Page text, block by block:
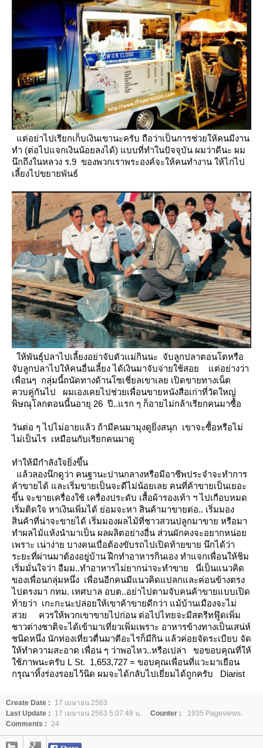
ต่อย่าไปเรียกเก็บเงินเขานะครับ ถือว่าเป็นการช่วยให้คนมีงาน
ทำ (ต่อไปแจกเงินน้อยลงได้) แบบที่ทำในปัจจุบัน ผมว่าดีนะ ผม
นึกถึงในหลวง ร.9 ของพวกเราพระองค์จะให้คนทำงาน ให้ไก่ไป
เลี้ยงไปขยายพันธ์
ห้พันธุ์ปลาไปเลี้ยงอย่าจับตัวแม่กินนะ จับลูกปลาตอนโตหรือ
จับลูกปลาไปให้คนอื่นเลี้ยง ได้เงินมาจับจ่ายใช้สอ
ต่อย่างว่า
เพื่อนๆ กลุ่มนี้ถนัดทางด้านโซเชี่ยลเขาเลย เปิดขายทางเน็ต
ควบคู่กันไป
ผมเองเคยไปช่วยเพื่อนขายหนังสือเก่าที่วัดใหญ่
พิษณุโลกตอนนี้นอายุ 26 ปี..แรก ๆ ก็อายไม่กล้าเรียกคนมาซื้อ
วันต่อ ๆ ไปไม่อายแล้ว ถ้ามีคนมามุงดูยิ่งสนุก เขาจะซื้อหรือไม่
ไม่เป็นไร เหมือนกับเรียกคนมาดู
ทำให้มีกำลังใจยิ่งขึ้น
ล้วลองนึกดูว่า คนฐานะปานกลางหรือมีอาชีพประจำจะทำการ
ค้าขายได้ และเริ่มขายเป็นจะดีไม่น้อยเล คนที่ค้าขายเป็นเยอะ
ขึ้น จะขายเครื่องใช้ เครื่องประดับ เสื้อผ้ารองเท้า ฯ ไปเกือบหมด
เริ่มติดใจ หาเงินเพิ่มได้ ย่อมจะหา สินค้ามาขายต่อ.. เริ่มมอง
สินค้าที่น่าจะขายได้ เริ่มมองผลไม้ที่ชาวสวนปลูกมาขาย หรือมา
ทำผลไม้แห้งนำมาเป็น ผลผลิตอย่างอื่น ส่วนผักคงจะอยากหน่อ
เพราะ เน่าง่า บางคนเบื่อต้องขับรถไปเปิดท้ายขาย นึกได้ว่า
ระยะที่ผ่านมาต้องอยู่บ้าน ฝึกทำอาหารกินเอง ทำแจกเพื่อนให้ชิม
เริ่มมั่นใจว่า อืมม..ทำอาหารไม่ยากน่าจะทำขา
นี่เป็นแนวคิด
ของเพื่อนกลุ่มหนึ่ง เพื่อนอีกคนมีแนวคิดแปลกและค่อนข้างตรง
ไปตรงมา กทม. เทศบาล อบต..อย่าไปตามจับคนค้าขายแบบเปิด
ท้ายว่า เกะกะนะปล่อยให้เขาค้าขายดีกว่า แม้บ้านเมืองจะไม่
สว
ควรให้พวกเขาขายไปก่อน ต่อไปไทยจะมีสตรีทฟู๊ดเพิ่ม
ชาวต่างชาติจะได้เข้ามาเที่ยวเพิ่มเพราะ อาหารข้างทางเป็นเสน่ห์
ชนิดหนึ่ง นักท่องเที่ยวตื่นมาตีอะไรก็มีกิน แล้วค่อยจัดระเบียบ จัด
ห้ทำความสะอาด เพื่อน ๆ ว่าพอไหว..หรือเปล่า
ขอขอบคุณที่ให้
ช้ภาพนะครับ L St. 1,653,727 = ขอบคุณเพื่อนที่แวะมาเยือน
กรุณาทิ้งร่องรอยไว้นิด ผมจะได้กลับไปเยี่ยมได้ถูกครับ
Diarist
Create Date :
17 เมษายน 2563
Last Update :
17 เมษายน 2563 5:07:48 น. Counter :
1935 Pageviews.
Comments : 24